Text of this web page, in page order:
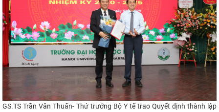
GS.TS Trần Văn Thuấn- Thứ trưởng Bộ Y tế trao Quyết định thành lập